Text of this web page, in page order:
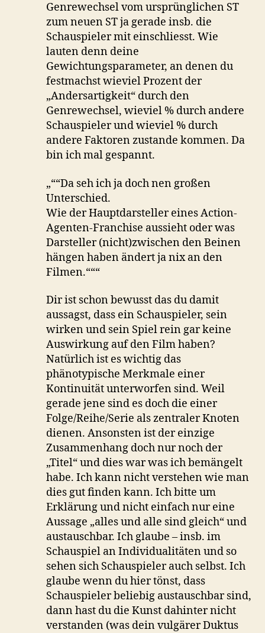
Genrewechsel vom ursprünglichen ST
zum neuen ST ja gerade insb. die
Schauspieler mit einschliesst. Wie
lauten denn deine
Gewichtungsparameter, an denen du
festmachst wieviel Prozent der
„Andersartigkeit“ durch den
Genrewechsel, wieviel % durch andere
Schauspieler und wieviel % durch
andere Faktoren zustande kommen. Da
bin ich mal gespannt.
„““Da seh ich ja doch nen großen
Unterschied.
Wie der Hauptdarsteller eines Action-
Agenten-Franchise aussieht oder was
Darsteller (nicht)zwischen den Beinen
hängen haben ändert ja nix an den
Filmen.“““
Dir ist schon bewusst das du damit
aussagst, dass ein Schauspieler, sein
wirken und sein Spiel rein gar keine
Auswirkung auf den Film haben?
Natürlich ist es wichtig das
phänotypische Merkmale einer
Kontinuität unterworfen sind. Weil
gerade jene sind es doch die einer
Folge/Reihe/Serie als zentraler Knoten
dienen. Ansonsten ist der einzige
Zusammenhang doch nur noch der
„Titel“ und dies war was ich bemängelt
habe. Ich kann nicht verstehen wie man
dies gut finden kann. Ich bitte um
Erklärung und nicht einfach nur eine
Aussage „alles und alle sind gleich“ und
austauschbar. Ich glaube – insb. im
Schauspiel an Individualitäten und so
sehen sich Schauspieler auch selbst. Ich
glaube wenn du hier tönst, dass
Schauspieler beliebig austauschbar sind,
dann hast du die Kunst dahinter nicht
verstanden (was dein vulgärer Duktus